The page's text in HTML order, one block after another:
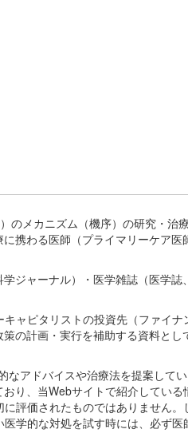
メカニズム（機序）の研究・治療
携わる医師（プライマリーケア医
ジャーナル）・医学雑誌（医学誌
ャピタリストの投資先（ファイナ
の計画・実行を補助する資料とし
アドバイスや治療法を提案して
り、当Webサイトで紹介している
評価されたものではありません。
学的な対処を試す時には、必ず医